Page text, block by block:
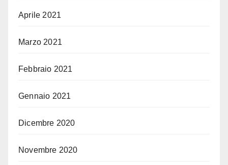
Aprile 2021
Marzo 2021
Febbraio 2021
Gennaio 2021
Dicembre 2020
Novembre 2020